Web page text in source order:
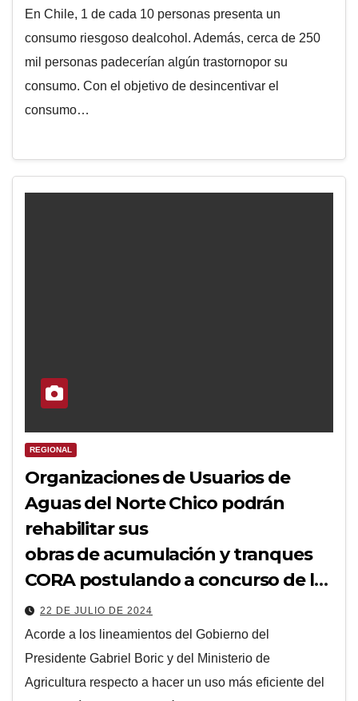
En Chile, 1 de cada 10 personas presenta un
consumo riesgoso dealcohol. Además, cerca de 250
mil personas padecerían algún trastornopor su
consumo. Con el objetivo de desincentivar el
consumo…
REGIONAL
Organizaciones de Usuarios de
Aguas del Norte Chico podrán
rehabilitar sus
obras de acumulación y tranques
CORA postulando a concurso de la
CNR
22 DE JULIO DE 2024
Acorde a los lineamientos del Gobierno del
Presidente Gabriel Boric y del Ministerio de
Agricultura respecto a hacer un uso más eficiente del